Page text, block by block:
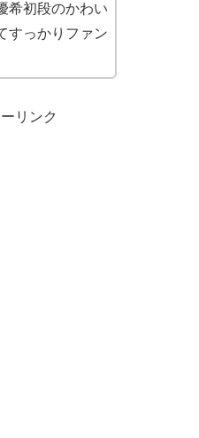
希初段のかわい
すっかりファン
リンク